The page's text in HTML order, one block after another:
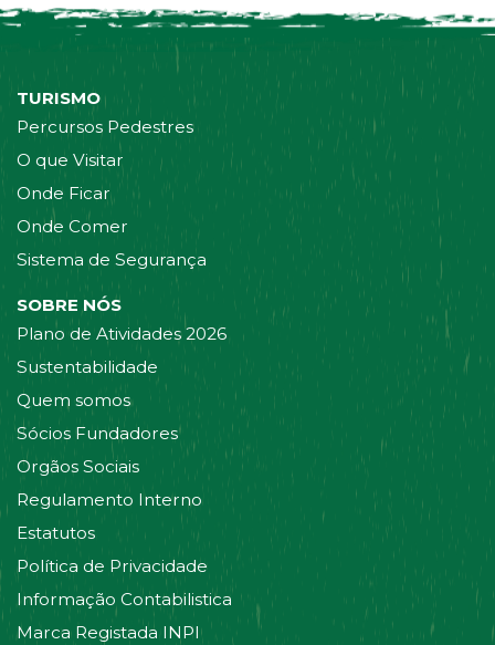
TURISMO
Percursos Pedestres
O que Visitar
Onde Ficar
Onde Comer
Sistema de Segurança
SOBRE NÓS
Plano de Atividades 2026
Sustentabilidade
Quem somos
Sócios Fundadores
Orgãos Sociais
Regulamento Interno
Estatutos
Política de Privacidade
Informação Contabilistica
Marca Registada INPI